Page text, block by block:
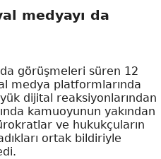
medyayı da
görüşmeleri süren 12
medya platformlarında
dijital reaksiyonlarından
kamuoyunun yakından
ve hukukçuların
ortak bildiriyle